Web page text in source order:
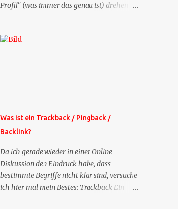
Profil" (was immer das genau ist) drehen
es jetzt die Profil-Fragen zu XING als eigene
Weitere Mailangebote dieser Art sehen Sie
auf meiner XING-Seite oder hier oben rechts
im Blog. Die Profilfragen werde ich
mittelfristig aus der normalen XING-Tipp-
Mail entfernen, da ich sie so nur an einer
Stelle pflegen muss.
Was ist ein Trackback / Pingback /
Backlink?
Da ich gerade wieder in einer Online-
Diskussion den Eindruck habe, dass
bestimmte Begriffe nicht klar sind, versuche
ich hier mal mein Bestes: Trackback Ein